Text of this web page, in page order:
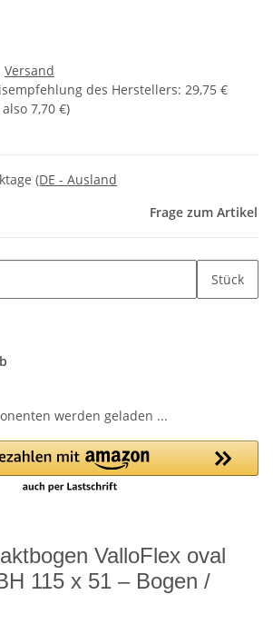
Versand
des Herstellers: 29,75 €
also 7,70 €)
(DE - Ausland
Frage zum Artikel
Stück
werden geladen ...
ValloFlex oval
115 x 51 – Bogen /